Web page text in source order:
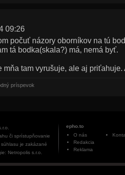
09:26
počuť názory oborníkov na tú
tá bodka(skala?) má, nemá byť.
mňa tam vyrušuje, ale aj priťahuje.
príspevok
či sprístupňovanie
je zakázané
Netropolis s.r.o.
epho.to
O nás
Redakcia
Reklama